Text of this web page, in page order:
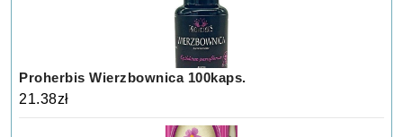
Proherbis Wierzbownica 100kaps.
21.38zł